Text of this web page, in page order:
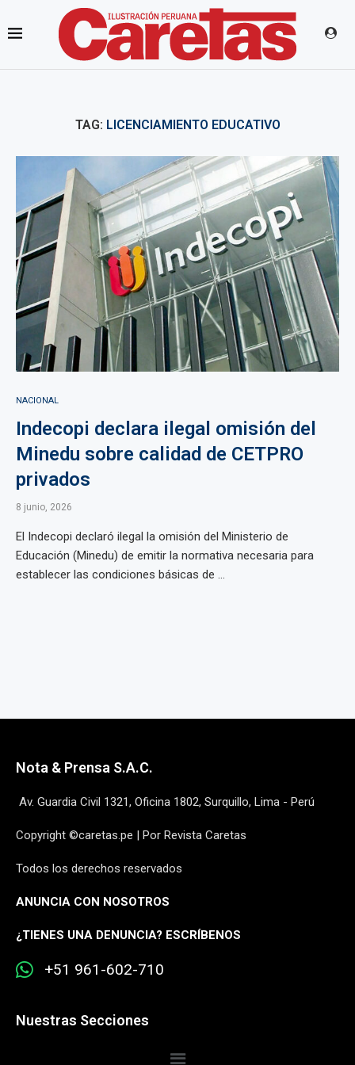
TAG: LICENCIAMIENTO EDUCATIVO
NACIONAL
Indecopi declara ilegal omisión del
Minedu sobre calidad de CETPRO
privados
8 junio, 2026
El Indecopi declaró ilegal la omisión del Ministerio de
Educación (Minedu) de emitir la normativa necesaria para
establecer las condiciones básicas de ...
Nota & Prensa S.A.C.
Av. Guardia Civil 1321, Oficina 1802, Surquillo, Lima - Perú
Copyright ©caretas.pe | Por Revista Caretas
Todos los derechos reservados
ANUNCIA CON NOSOTROS
¿TIENES UNA DENUNCIA? ESCRÍBENOS
+51 961-602-710
Nuestras Secciones